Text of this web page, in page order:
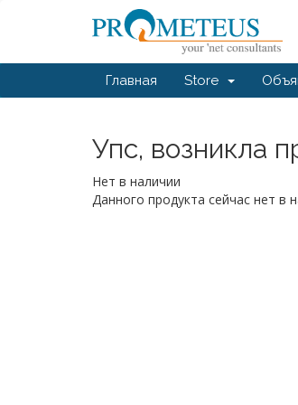
Главная Store
Упс, возникла
Нет в наличии
Данного продукта сейчас нет в